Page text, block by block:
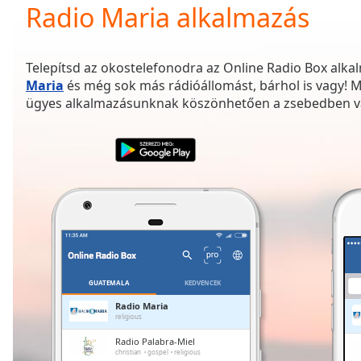
Current
Time0:00
Duration -:-
Loaded:
0.00%
Remaining
Radio Maria alkalmazás
Telepítsd az okostelefonodra az Online Radio Box
Maria és még sok más rádióállomást, bárhol is vagy!
ügyes alkalmazásunknak köszönhetően a zsebedben
GUATEMALA KEDVENCEK
Radio Maria
religious
Radio Palabra-Miel
christian gospel religious